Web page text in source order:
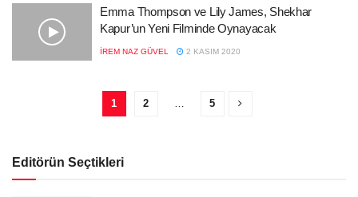
Emma Thompson ve Lily James, Shekhar
Kapur’un Yeni Filminde Oynayacak
İREM NAZ GÜVEL 2 KASIM 2020
1 2 … 5
Editörün Seçtikleri